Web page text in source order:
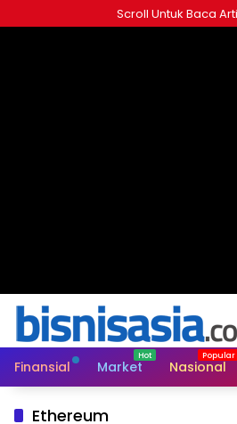
ke
Scroll Untuk Baca
Finansial Market Nasional
Ethereum